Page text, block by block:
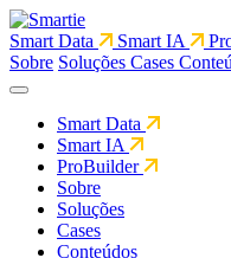
Smart Data Smart IA
Sobre Soluções Cases
Smart Data
Smart IA
ProBuilder
Sobre
Soluções
Cases
Conteúdos